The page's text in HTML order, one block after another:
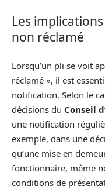
Les
non réclamé
Lorsqu’un pli se voit
réclamé », il est
notification. Selon le
décisions du Conseil
une notification
exemple, dans une
qu’une mise en
fonctionnaire, même
conditions de